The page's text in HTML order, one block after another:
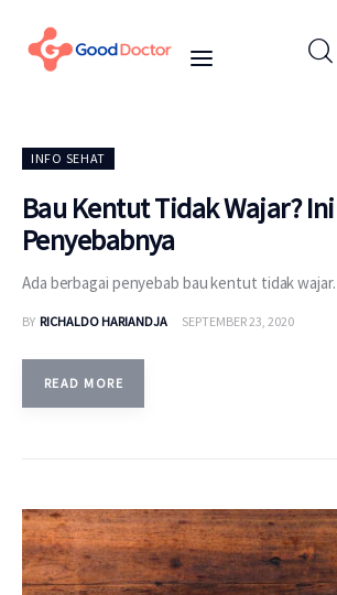
Untuk Bisnis
Mengapa Good Doctor
Berita
INFO SEHAT
Bau Kentut Tidak Wajar?
Penyebabnya
Ada berbagai penyebab bau kentut tidak wajar.
BY RICHALDO HARIANDJA SEPTEMBER 23, 2020
READ MORE